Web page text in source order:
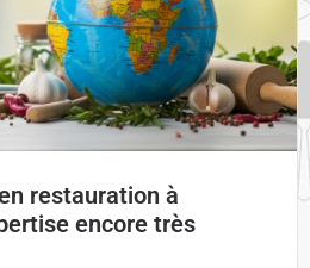
restauration à
encore très